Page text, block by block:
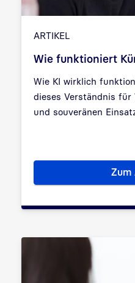
ARTIKEL
Wie funktioniert
Wie KI wirklich
dieses Verständnis für
und souveränen
Zum